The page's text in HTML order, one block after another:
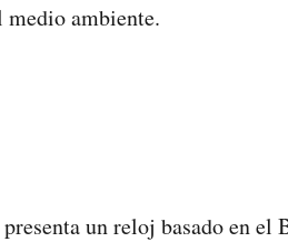
medio ambiente.
un reloj basado en